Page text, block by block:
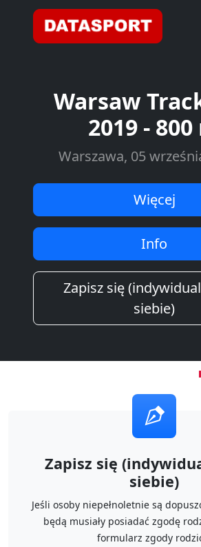
Warsaw
2019 - 800
Warszawa, 05
Więcej
Info
Zapisz się
siebie)
Zapisz się
siebie)
Jeśli osoby niepełnoletnie są
będą musiały posiadać zgodę
formularz zgody